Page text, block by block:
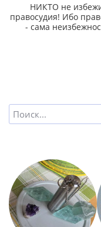
НИКТО не
правосудия! Ибо
- сама